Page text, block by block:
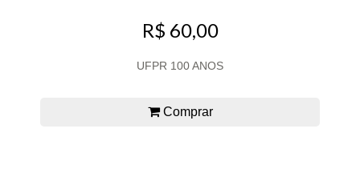
R$ 60,00
UFPR 100 ANOS
Comprar